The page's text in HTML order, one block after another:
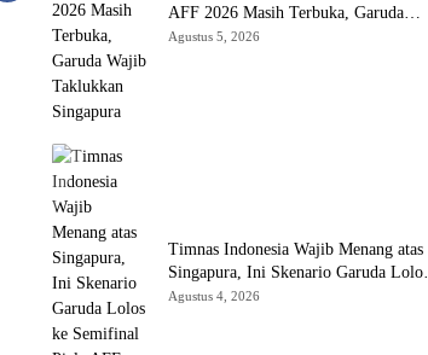
AFF 2026 Masih Terbuka, Garuda
Wajib Taklukkan Singapura
Agustus 5, 2026
Timnas Indonesia Wajib Menang atas
Singapura, Ini Skenario Garuda Lolos
ke Semifinal Piala AFF 2026
Agustus 4, 2026